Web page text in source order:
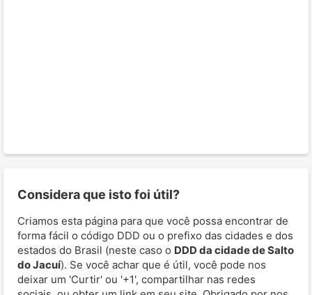
Considera que isto foi útil?
Criamos esta página para que você possa encontrar de
forma fácil o código DDD ou o prefixo das cidades e dos
estados do Brasil (neste caso o DDD da cidade de Salto
do Jacuí). Se você achar que é útil, você pode nos
deixar um 'Curtir' ou '+1', compartilhar nas redes